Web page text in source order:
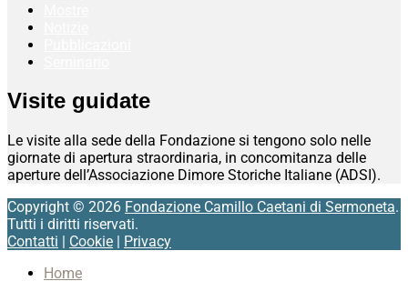
Visite guidate
Le visite alla sede della Fondazione si tengono solo nelle
giornate di apertura straordinaria, in concomitanza delle
aperture dell’Associazione Dimore Storiche Italiane (ADSI).
Copyright © 2026 Fondazione Camillo Caetani di Sermoneta.
Tutti i diritti riservati.
Contatti
Cookie
Privacy
Home